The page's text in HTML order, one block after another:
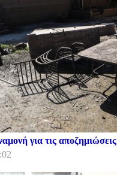
για τις αποζημιώσεις